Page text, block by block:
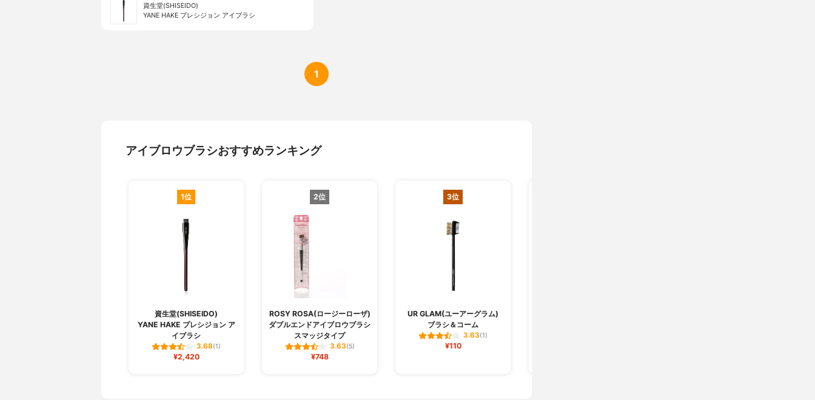
資生堂(SHISEIDO)
YANE HAKE プレシジョン アイブラシ
1
アイブロウブラシおすすめランキング
1位
資生堂(SHISEIDO)
YANE HAKE プレシジョン ア
イブラシ
3.68(1)
¥2,420
2位
ROSY ROSA(ロージーローザ)
ダブルエンドアイブロウブラシ
スマッジタイプ
3.63(5)
¥748
3位
UR GLAM(ユーアーグラム)
ブラシ＆コーム
3.63(1)
¥110